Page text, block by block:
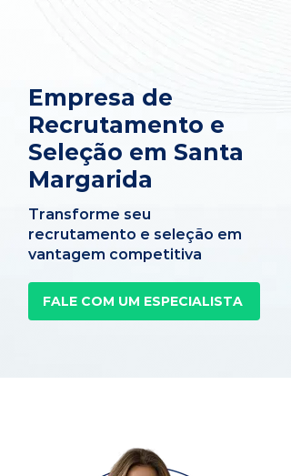
Empresa de
Recrutamento e
Seleção em Santa
Margarida
Transforme seu
recrutamento e seleção em
vantagem competitiva
FALE COM UM ESPECIALISTA